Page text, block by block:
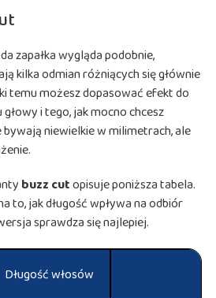
zapałka wygląda podobnie,
kilka odmian różniących się głównie
temu możesz dopasować efekt do
i tego, jak mocno chcesz
niewielkie w milimetrach, ale
buzz cutopisuje poniższa tabela.
to, jak długość wpływa na odbiór
sprawdza się najlepiej.
Długość włosów